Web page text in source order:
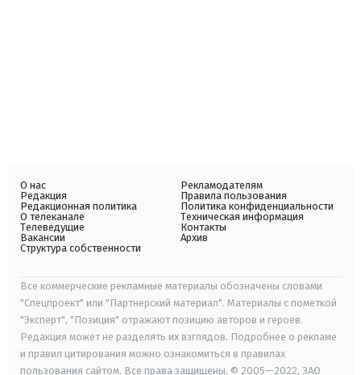
О нас
Редакция
Редакционная политика
О телеканале
Телеведущие
Вакансии
Структура собственности
Рекламодателям
Правила пользования
Политика конфиденциальности
Техническая информация
Контакты
Архив
Все коммерческие рекламные материалы обозначены словами
"Спецпроект" или "Партнерский материал". Материалы с пометкой
"Эксперт", "Позиция" отражают позицию авторов и героев.
Редакция может не разделять их взглядов. Подробнее о рекламе
и правил цитирования можно ознакомиться в правилах
пользования сайтом. Все права защищены. © 2005—2022, ЗАО